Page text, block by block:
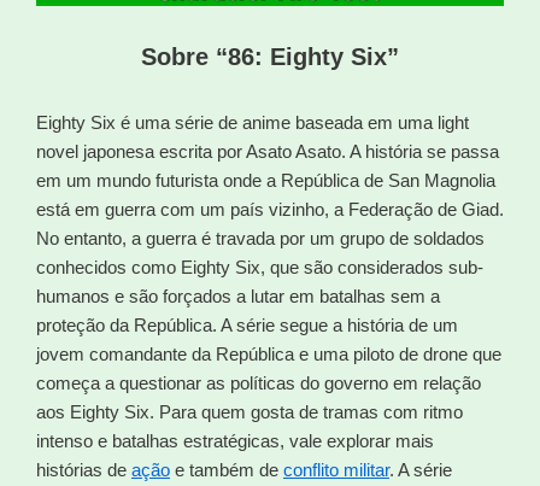
Sobre “86: Eighty Six”
Eighty Six é uma série de anime baseada em uma light
novel japonesa escrita por Asato Asato. A história se passa
em um mundo futurista onde a República de San Magnolia
está em guerra com um país vizinho, a Federação de Giad.
No entanto, a guerra é travada por um grupo de soldados
conhecidos como Eighty Six, que são considerados sub-
humanos e são forçados a lutar em batalhas sem a
proteção da República. A série segue a história de um
jovem comandante da República e uma piloto de drone que
começa a questionar as políticas do governo em relação
aos Eighty Six. Para quem gosta de tramas com ritmo
intenso e batalhas estratégicas, vale explorar mais
histórias de ação e também de conflito militar. A série